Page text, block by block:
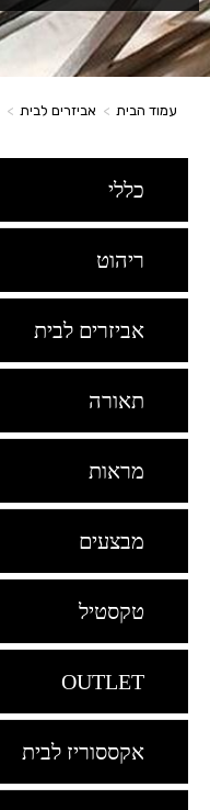
עמוד הבית > אביזרים לבית >
כללי
ריהוט
אביזרים לבית
תאורה
מראות
מבצעים
טקסטיל
OUTLET
אקססוריז לבית